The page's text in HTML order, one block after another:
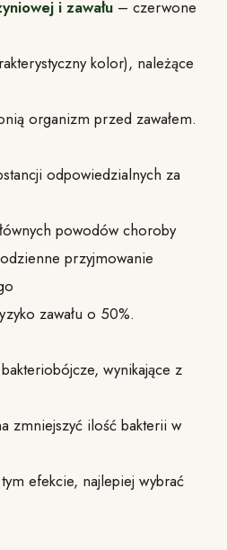
i zawału – czerwone
kolor), należące
organizm przed zawałem.
odpowiedzialnych za
powodów choroby
przyjmowanie
zawału o 50%.
wynikające z
zmniejszyć ilość bakterii w
efekcie, najlepiej wybrać